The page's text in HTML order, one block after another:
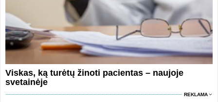
Viskas, ką turėtų žinoti pacientas – naujoje
svetainėje
REKLAMA